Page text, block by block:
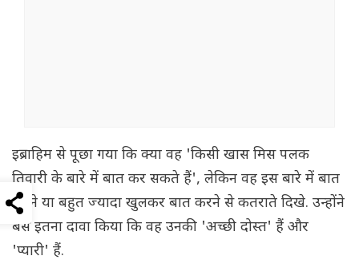
इब्राहिम से पूछा गया कि क्या वह 'किसी खास मिस पलक
तिवारी के बारे में बात कर सकते हैं', लेकिन वह इस बारे में बात
करने या बहुत ज्यादा खुलकर बात करने से कतराते दिखे. उन्होंने
बस इतना दावा किया कि वह उनकी 'अच्छी दोस्त' हैं और
'प्यारी' हैं.